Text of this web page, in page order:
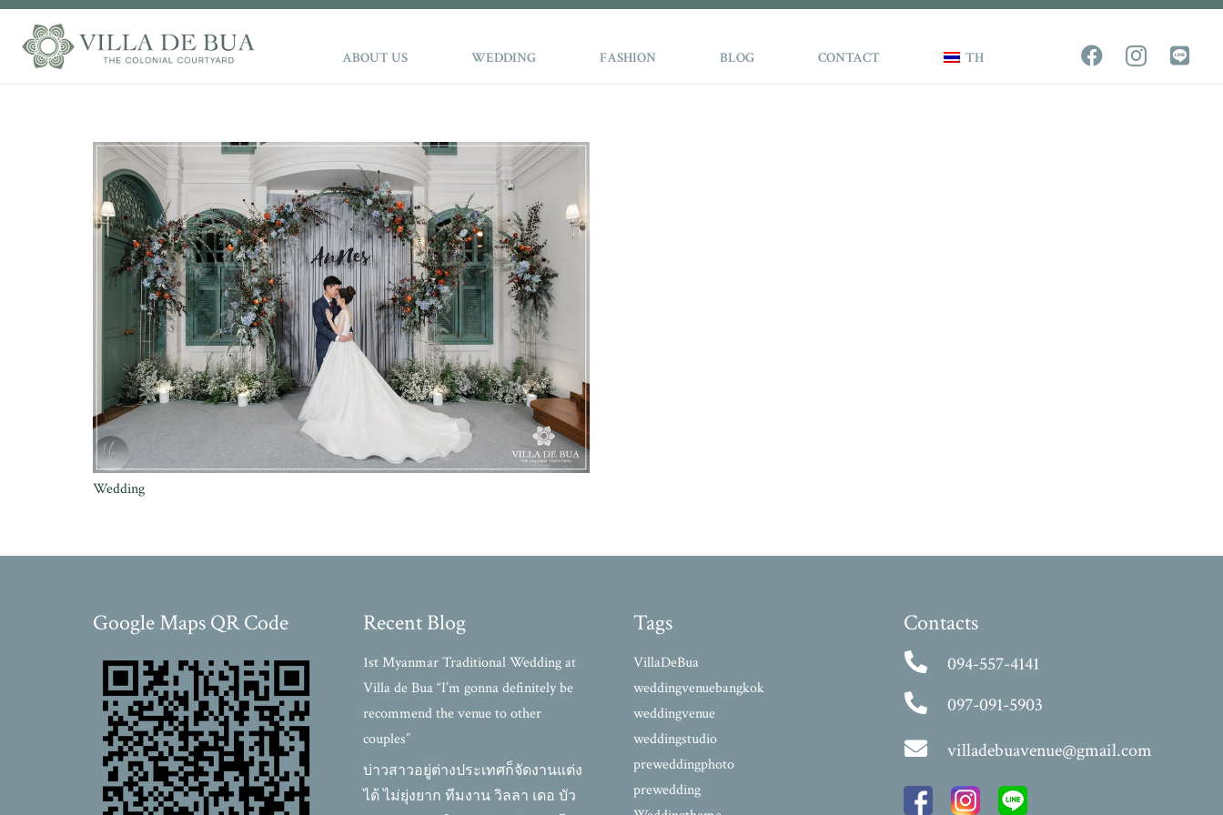
ABOUT US WEDDING FASHION BLOG CONTACT TH
Wedding
Google Maps QR Code Recent Blog
1st Myanmar Traditional Wedding at
Villa de Bua “I’m gonna definitely be
recommend the venue to other
couples”
บ่าวสาวอยู่ต่างประเทศก็จัดงานแต่ง
ได้ ไม่ยุ่งยาก ทีมงาน วิลลา เดอ บัว
Tags
VillaDeBua
weddingvenuebangkok
weddingvenue
weddingstudio
preweddingphoto
prewedding
Contacts
094-557-4141
097-091-5903
villadebuavenue@gmail.com